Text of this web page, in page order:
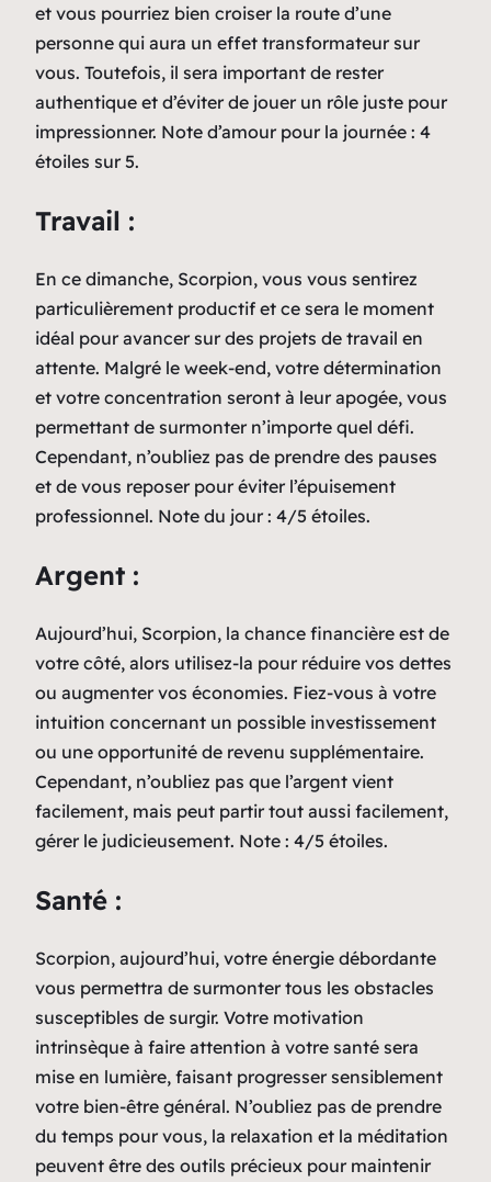
et vous pourriez bien croiser la route d’une
personne qui aura un effet transformateur sur
vous. Toutefois, il sera important de rester
authentique et d’éviter de jouer un rôle juste pour
impressionner. Note d’amour pour la journée : 4
étoiles sur 5.
Travail :
En ce dimanche, Scorpion, vous vous sentirez
particulièrement productif et ce sera le moment
idéal pour avancer sur des projets de travail en
attente. Malgré le week-end, votre détermination
et votre concentration seront à leur apogée, vous
permettant de surmonter n’importe quel défi.
Cependant, n’oubliez pas de prendre des pauses
et de vous reposer pour éviter l’épuisement
professionnel. Note du jour : 4/5 étoiles.
Argent :
Aujourd’hui, Scorpion, la chance financière est de
votre côté, alors utilisez-la pour réduire vos dettes
ou augmenter vos économies. Fiez-vous à votre
intuition concernant un possible investissement
ou une opportunité de revenu supplémentaire.
Cependant, n’oubliez pas que l’argent vient
facilement, mais peut partir tout aussi facilement,
gérer le judicieusement. Note : 4/5 étoiles.
Santé :
Scorpion, aujourd’hui, votre énergie débordante
vous permettra de surmonter tous les obstacles
susceptibles de surgir. Votre motivation
intrinsèque à faire attention à votre santé sera
mise en lumière, faisant progresser sensiblement
votre bien-être général. N’oubliez pas de prendre
du temps pour vous, la relaxation et la méditation
peuvent être des outils précieux pour maintenir